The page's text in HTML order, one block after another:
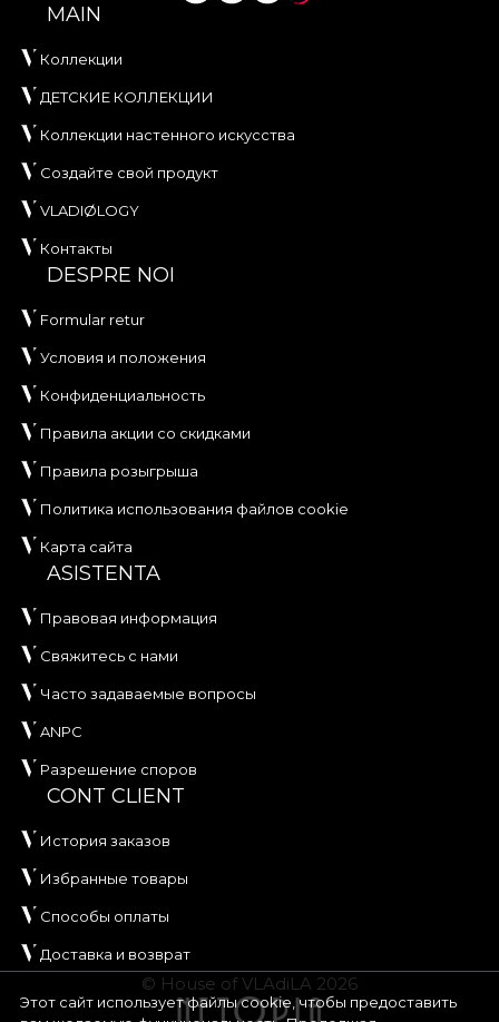
Этот сайт использует файлы cookie, чтобы предоставить
MAIN
Коллекции
ДЕТСКИЕ КОЛЛЕКЦИИ
Коллекции настенного искусства
Создайте свой продукт
VLADIØLOGY
Контакты
DESPRE NOI
Formular retur
Условия и положения
Конфиденциальность
Правила акции со скидками
Правила розыгрыша
Политика использования файлов cookie
Карта сайта
ASISTENTA
Правовая информация
Свяжитесь с нами
Часто задаваемые вопросы
ANPC
Разрешение споров
CONT CLIENT
История заказов
Избранные товары
Способы оплаты
Доставка и возврат
© House of VLAdiLA 2026